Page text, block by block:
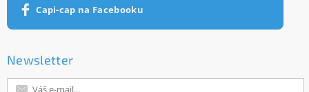
Capi-cap na Facebooku
Newsletter